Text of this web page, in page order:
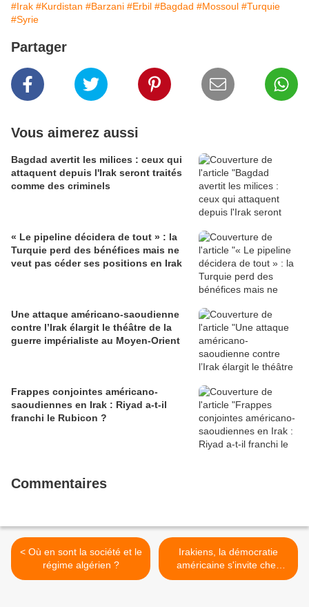
#Irak #Kurdistan #Barzani #Erbil #Bagdad #Mossoul #Turquie
#Syrie
Partager
Vous aimerez aussi
Bagdad avertit les milices : ceux qui
attaquent depuis l'Irak seront traités
comme des criminels
« Le pipeline décidera de tout » : la
Turquie perd des bénéfices mais ne
veut pas céder ses positions en Irak
Une attaque américano-saoudienne
contre l’Irak élargit le théâtre de la
guerre impérialiste au Moyen-Orient
Frappes conjointes américano-
saoudiennes en Irak : Riyad a-t-il
franchi le Rubicon ?
Commentaires
< Où en sont la société et le
régime algérien ?
Irakiens, la démocratie
américaine s'invite chez
vous >